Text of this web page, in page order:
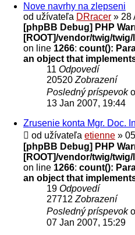
Nove navrhy na zlepseni
od užívateľa DRracer » 28
[phpBB Debug] PHP
[ROOT]/vendor/twig/
on line 1266: count():
an object that
11 Odpovedí
20520 Zobrazení
Posledný príspevok
13 Jan 2007, 19:44
Zrusenie konta Mgr. Doc.
od užívateľa etienne »
[phpBB Debug] PHP
[ROOT]/vendor/twig/
on line 1266: count():
an object that
19 Odpovedí
27712 Zobrazení
Posledný príspevok
07 Jan 2007, 15:29